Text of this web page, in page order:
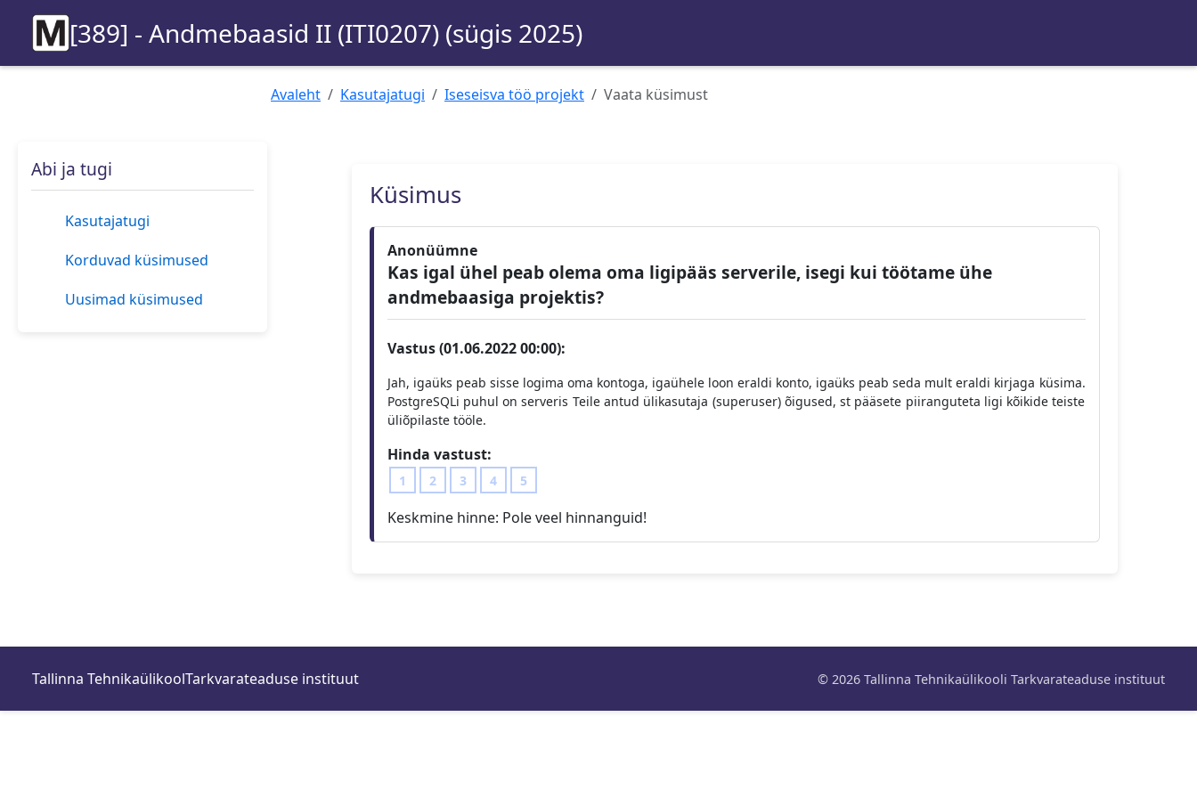
[389] - Andmebaasid II (ITI0207) (sügis 2025)
Avaleht Kasutajatugi Iseseisva töö projekt Vaata küsimust
Abi ja tugi
Kasutajatugi
Korduvad küsimused
Uusimad küsimused
Küsimus
Anonüümne
Kas igal ühel peab olema oma ligipääs serverile, isegi kui töötame ühe
andmebaasiga projektis?
Vastus (01.06.2022 00:00):
Jah, igaüks peab sisse logima oma kontoga, igaühele loon eraldi konto, igaüks peab seda mult eraldi kirjaga küsima.
PostgreSQLi puhul on serveris Teile antud ülikasutaja (superuser) õigused, st pääsete piiranguteta ligi kõikide teiste
üliõpilaste tööle.
Hinda vastust:
1 2 3 4 5
Keskmine hinne: Pole veel hinnanguid!
Tallinna TehnikaülikoolTarkvarateaduse instituut © 2026 Tallinna Tehnikaülikooli Tarkvarateaduse instituut